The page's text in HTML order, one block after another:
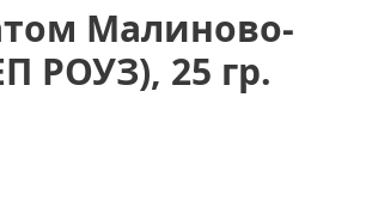
Малиново-
РОУЗ), 25 гр.